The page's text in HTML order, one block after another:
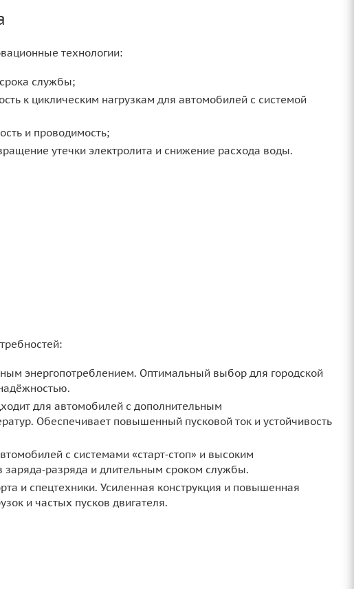
технологии:
службы;
к циклическим нагрузкам для автомобилей с системой
и проводимость;
утечки электролита и снижение расхода воды.
энергопотреблением. Оптимальный выбор для городской
для автомобилей с дополнительным
Обеспечивает повышенный пусковой ток и устойчивость
с системами «старт‑стоп» и высоким
и длительным сроком службы.
и спецтехники. Усиленная конструкция и повышенная
и частых пусков двигателя.